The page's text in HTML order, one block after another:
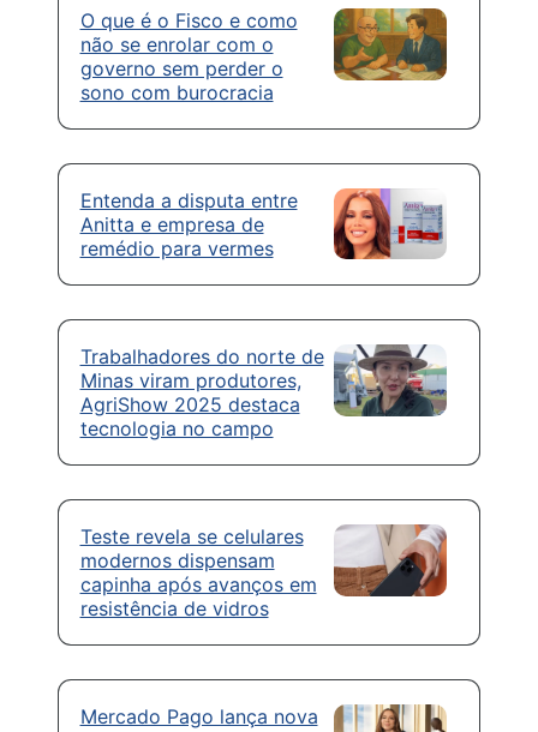
O que é o Fisco e como
não se enrolar com o
governo sem perder o
sono com burocracia
Entenda a disputa entre
Anitta e empresa de
remédio para vermes
Trabalhadores do norte de
Minas viram produtores,
AgriShow 2025 destaca
tecnologia no campo
Teste revela se celulares
modernos dispensam
capinha após avanços em
resistência de vidros
Mercado Pago lança nova